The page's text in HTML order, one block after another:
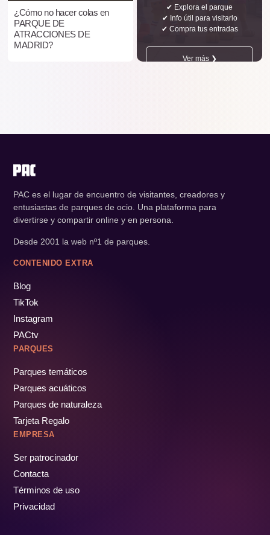
¿Cómo no hacer colas en
PARQUE DE
ATRACCIONES DE
MADRID?
✔ Explora el parque
✔ Info útil para visitarlo
✔ Compra tus entradas
Ver más ❯
PAC es el lugar de encuentro de visitantes, creadores y
entusiastas de parques de ocio. Una plataforma para
divertirse y compartir online y en persona.
Desde 2001 la web nº1 de parques.
CONTENIDO EXTRA
Blog
TikTok
Instagram
PACtv
PARQUES
Parques temáticos
Parques acuáticos
Parques de naturaleza
Tarjeta Regalo
EMPRESA
Ser patrocinador
Contacta
Términos de uso
Privacidad